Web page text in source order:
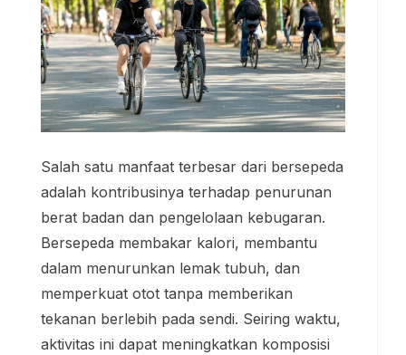
Salah satu manfaat terbesar dari bersepeda
adalah kontribusinya terhadap penurunan
berat badan dan pengelolaan kebugaran.
Bersepeda membakar kalori, membantu
dalam menurunkan lemak tubuh, dan
memperkuat otot tanpa memberikan
tekanan berlebih pada sendi. Seiring waktu,
aktivitas ini dapat meningkatkan komposisi